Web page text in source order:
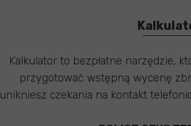
Kalkulator to bezpłatne narzędzie,
przygotować wstępną wycenę
unikniesz czekania na kontakt